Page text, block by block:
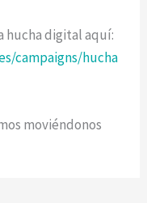
hucha digital aquí:
campaigns/hucha
moviéndonos